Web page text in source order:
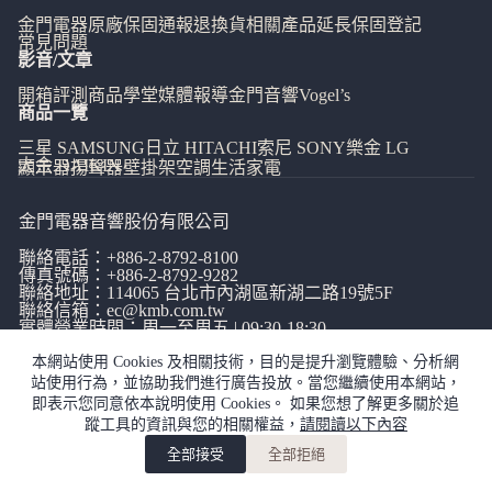
本網站使用 Cookies 及相關技術，目的是提升瀏覽體驗、分析網
站使用行為，並協助我們進行廣告投放。當您繼續使用本網站，
即表示您同意依本說明使用 Cookies。 如果您想了解更多關於追
蹤工具的資訊與您的相關權益， 請閱讀以下內容
全部接受
全部拒絕
金門電器原廠保固通報退換貨相關產品延長保固登記
常見問題
影音/文章
開箱評測 商品學堂媒體報導金門音響Vogel’s
商品一覽
三星 SAMSUNG 日立 HITACHI索尼 SONY樂金 LG
大金 DAIKIN
顯示器揚聲器壁掛架空調生活家電
金門電器音響股份有限公司
聯絡電話： +886-2-8792-8100
傳真號碼：+886-2-8792-9282
聯絡地址：114065 台北市內湖區新湖二路19號5F
聯絡信箱： ec@kmb.com.tw
實體營業時間：周一至周五 | 09:30-18:30
網站使用條款 隱私權政策
copyright©金門電器音響有限公司加入購物車